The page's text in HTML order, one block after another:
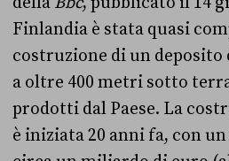
Finlandia è stata quasi
costruzione di un deposito
a oltre 400 metri sotto
prodotti dal Paese. La
è iniziata 20 anni fa, con